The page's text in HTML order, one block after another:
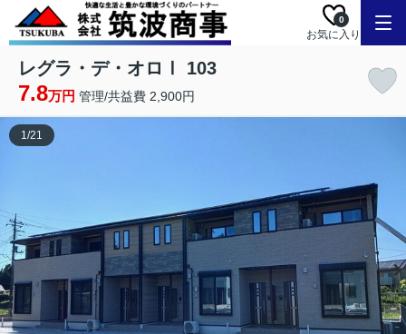
0
お気に入り
レグラ・デ・オロⅠ 103
7.8万円 管理/共益費 2,900円
1/21